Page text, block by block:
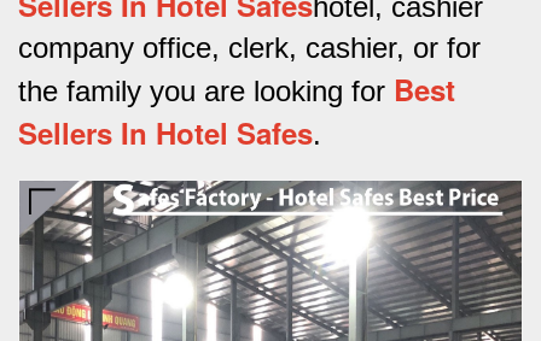
hotel, cashier
company office, clerk, cashier, or for
the family you are looking for Best
Sellers In Hotel Safes.